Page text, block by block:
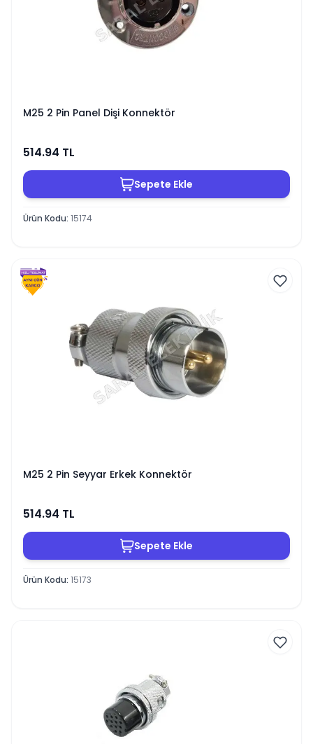
M25 2 Pin Panel Dişi Konnektör
514.94 TL
Sepete Ekle
Ürün Kodu: 15174
M25 2 Pin Seyyar Erkek Konnektör
514.94 TL
Sepete Ekle
Ürün Kodu: 15173